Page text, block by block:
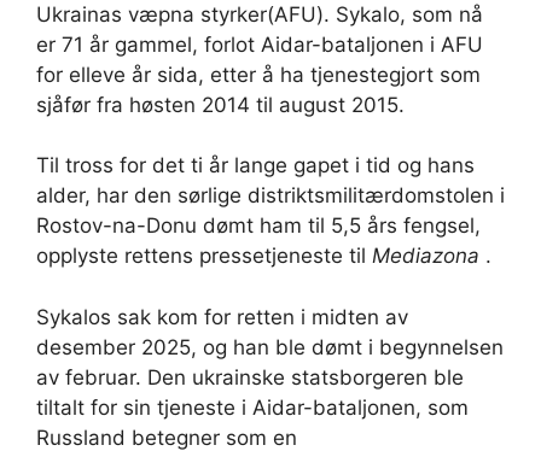
Ukrainas væpna styrker(AFU). Sykalo, som nå
er 71 år gammel, forlot Aidar-bataljonen i AFU
for elleve år sida, etter å ha tjenestegjort som
sjåfør fra høsten 2014 til august 2015.
Til tross for det ti år lange gapet i tid og hans
alder, har den sørlige distriktsmilitærdomstolen i
Rostov-na-Donu dømt ham til 5,5 års fengsel,
opplyste rettens pressetjeneste til Mediazona .
Sykalos sak kom for retten i midten av
desember 2025, og han ble dømt i begynnelsen
av februar. Den ukrainske statsborgeren ble
tiltalt for sin tjeneste i Aidar-bataljonen, som
Russland betegner som en